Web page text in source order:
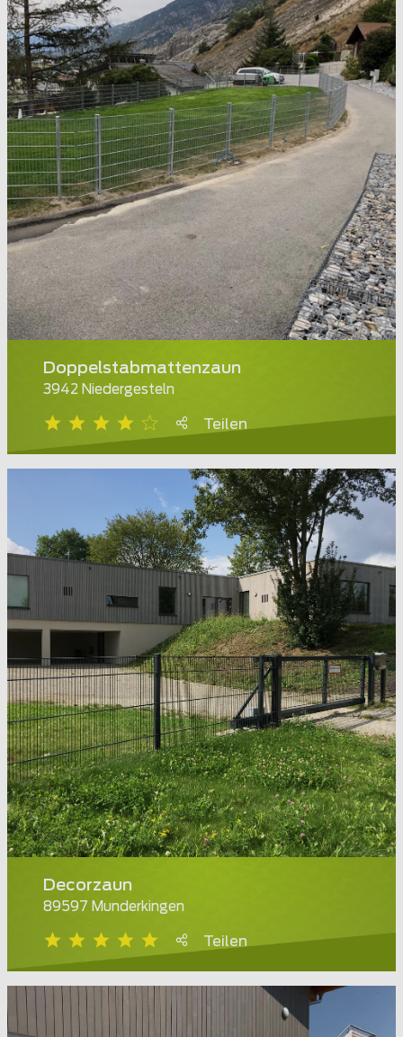
Doppelstabmattenzaun
3942 Niedergesteln
Teilen
Decorzaun
89597 Munderkingen
Teilen